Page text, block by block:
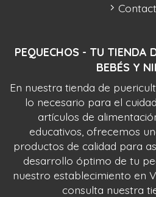
PEQUECHOS - TU TIENDA
BEBÉS Y
En nuestra tienda de
lo necesario para el
artículos de
educativos, ofrecemos
productos de calidad para
desarrollo óptimo de tu
nuestro establecimiento en
consulta nuestra